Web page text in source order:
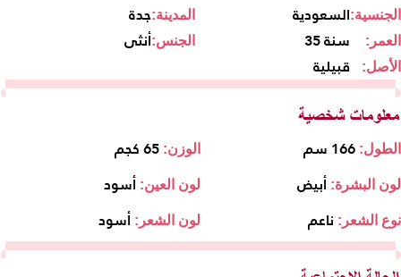
جدةالمدينة: السعوديةالجنسية:
أنثىالجنس: 35 سنة العمر:
قبيلية الأصل:
الوزن: 65 كجم الطول: 166 سم
لون العين: أسود لون البشرة: أبيض
لون الشعر: أسود نوع الشعر: ناعم